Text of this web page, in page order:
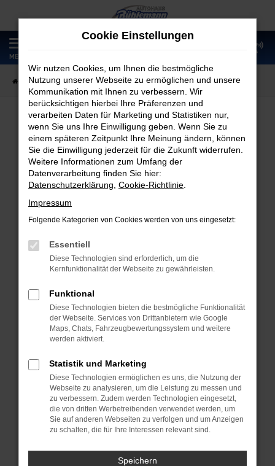
Zum
Hauptinhalt
springen
MENÜ
Startseite Fahrzeugangebote Fahrzeugmarkt
Fahrzeugmarkt
Fehler: Network Error
Beim Laden ist ein Fehler aufgetreten.
Hier sind ein paar Tipps, die dir helfen können:
Überprüfe deine Firewall und deine
Laden andere Webseiten, zum Beispiel
deine Suchmaschine?
Prüfe deine Browsererweiterungen.
Manche Erweiterungen, wie Werbeblocker,
können das Laden bestimmter Seiten
verhindern. Funktioniert die Seite in einem
anderen Browser oder in einem privaten
Fenster?
Starte dein Gerät neu.
vorübergehende Probleme zu beheben.
Cookie Einstellungen
Wir nutzen Cookies, um Ihnen die bestmögliche
Nutzung unserer Webseite zu ermöglichen und unsere
Kommunikation mit Ihnen zu verbessern. Wir
berücksichtigen hierbei Ihre Präferenzen und
verarbeiten Daten für Marketing und Statistiken nur,
wenn Sie uns Ihre Einwilligung geben. Wenn Sie zu
einem späteren Zeitpunkt Ihre Meinung ändern, können
Sie die Einwilligung jederzeit für die Zukunft widerrufen.
Weitere Informationen zum Umfang der
Datenverarbeitung finden Sie hier:
Datenschutzerklärung Cookie-Richtlinie
Impressum
Folgende Kategorien von Cookies werden von uns eingesetzt:
Essentiell
Diese Technologien sind erforderlich, um die
Kernfunktionalität der Webseite zu gewährleisten.
Funktional
Diese Technologien bieten die bestmögliche Funktionalität
der Webseite. Services von Drittanbietern wie Google
Maps, Chats, Fahrzeugbewertungssystem und weitere
werden aktiviert.
Statistik und Marketing
Diese Technologien ermöglichen es uns, die Nutzung der
Webseite zu analysieren, um die Leistung zu messen und
zu verbessern. Zudem werden Technologien eingesetzt,
die von dritten Werbetreibenden verwendet werden, um
Sie auf anderen Webseiten zu verfolgen und um Anzeigen
zu schalten, die für Ihre Interessen relevant sind.
Speichern